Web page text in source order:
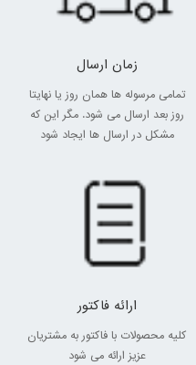
زمان ارسال
تمامی مرسوله ها همان روز یا نهایتا
روز بعد ارسال می شود. مگر این که
مشکل در ارسال ها ایجاد شود
ارائه فاکتور
کلیه محصولات با فاکتور به مشتریان
عزیز ارائه می شود